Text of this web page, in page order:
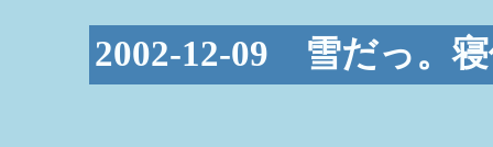
2002-12-09 雪だっ。